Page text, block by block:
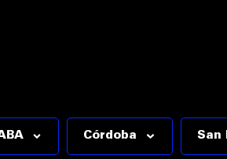
Córdoba San